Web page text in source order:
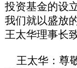
投资基金的设
我们就以盛放
王太华理事长
王太华：尊